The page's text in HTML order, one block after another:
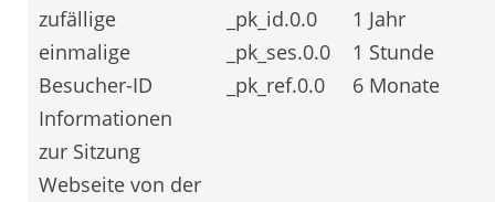
zufällige
einmalige
Besucher-ID
Informationen
zur Sitzung
Webseite von der
_pk_id.0.0
_pk_ses.0.0
_pk_ref.0.0
1 Jahr
1 Stunde
6 Monate